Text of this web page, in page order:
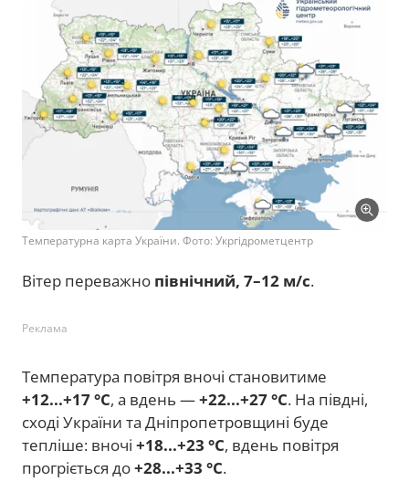
Температурна карта України. Фото: Укргідрометцентр
Вітер переважно північний, 7–12 м/с.
Реклама
Температура повітря вночі становитиме
+12...+17 °C, а вдень —+22...+27 °C. На півдні,
сході України та Дніпропетровщині буде
тепліше: вночі +18...+23 °C, вдень повітря
прогріється до+28...+33 °C.